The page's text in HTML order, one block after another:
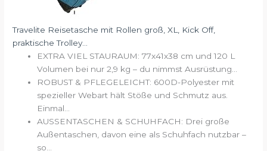
Travelite Reisetasche mit Rollen groß, XL, Kick Off,
praktische Trolley...
EXTRA VIEL STAURAUM: 77x41x38 cm und 120 L
Volumen bei nur 2,9 kg – du nimmst Ausrüstung...
ROBUST & PFLEGELEICHT: 600D-Polyester mit
spezieller Webart hält Stöße und Schmutz aus.
Einmal...
AUSSENTASCHEN & SCHUHFACH: Drei große
Außentaschen, davon eine als Schuhfach nutzbar –
so...